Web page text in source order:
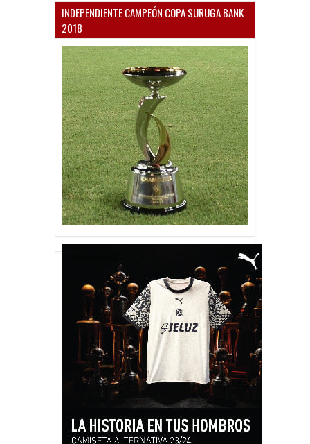
INDEPENDIENTE CAMPEÓN COPA SURUGA BANK
2018